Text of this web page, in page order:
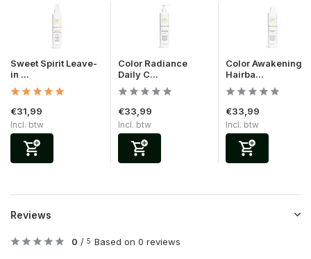
Sweet Spirit Leave-
in ...
€31,99
Incl. btw
Color Radiance
Daily C...
€33,99
Incl. btw
Color Awakening
Hairba...
€33,99
Incl. btw
Reviews
0 / 5 Based on 0 reviews